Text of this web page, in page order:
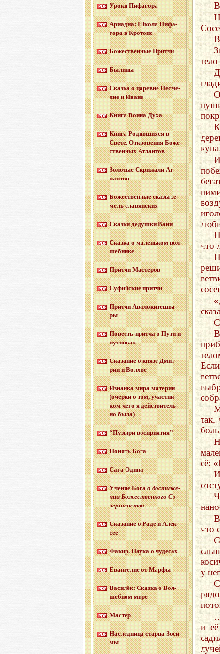
что
её:
что
у
и
Уроки Пи­фа­го­ра
Ари­ад­на: Школа Пи­фа­
го­ра в Кро­тоне
Бо­же­ствен­ные Прит­чи
Бы­ли­ны
Сказ­ка о ца­ревне Несме­
яне и Иване
Книга Воина Духа
Книга Ро­див­ших­ся в
Свете. От­кро­ве­ния Бо­же­
ствен­ных Ат­лан­тов
Зо­ло­тые Cкри­жа­ли Ат­
лан­тов
Бо­же­ствен­ные сказы зе­
мель сла­вян­ских
Сказ­ки де­душ­ки Вани
Сказ­ка о ма­лень­ком вол­
шеб­ни­ке
Прит­чи Ма­сте­ров
Су­фий­ские прит­чи
Прит­чи Ава­ло­ки­те­шва­
ры
По­весть-прит­ча о Пути и
пут­ни­ках
Ска­за­ние о князе Дмит­
рии и Волх­ве
Из­нан­ка мира ма­те­рии
(очер­ки о том, участ­ни­
ком чего я дей­стви­тель­
но была)
“Пу­зы­ри вос­при­я­тия”
По­нять Бога
Сага Одина
Уче­ние Богао до­сти­же­
нии Бо­же­ствен­но­го Со­
вер­шен­ства
Ска­за­ние о Раде и Алек­
сее
Факир. Наука о чу­де­сах
Еван­ге­лие от Марфы
Ва­си­лёк: Сказ­ка о Вол­
шеб­ном мире
Ма­стер
На­след­ни­ца стар­ца Зо­си­
мы